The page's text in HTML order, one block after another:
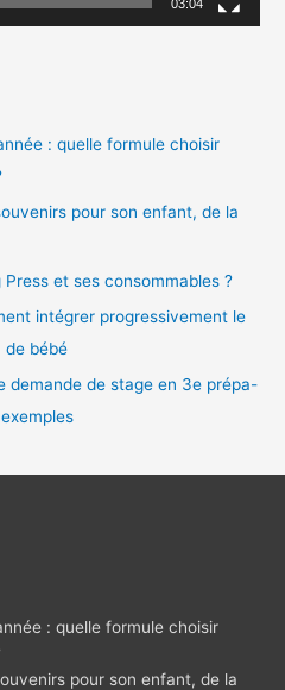
03:04
: quelle formule choisir
pour son enfant, de la
et ses consommables ?
intégrer progressivement le
de bébé
demande de stage en 3e prépa-
: quelle formule choisir
pour son enfant, de la